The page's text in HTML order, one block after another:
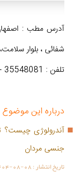
آدرس مطب : اصفهان
شفائی ، بلوار
تلفن : 35548081 - 031
درباره این
آندرولوژی چیست؟
جنسی مردان
تاریخ انتشار :08-08